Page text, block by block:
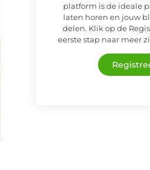
platform is de ideale
laten horen en jouw
delen. Klik op de
eerste stap naar meer